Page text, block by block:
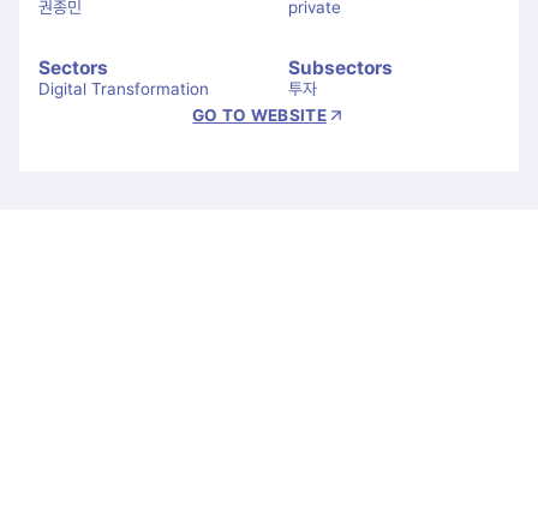
권종민 private
Sectors
Digital Transformation
Subsectors
투자
GO TO WEBSITE